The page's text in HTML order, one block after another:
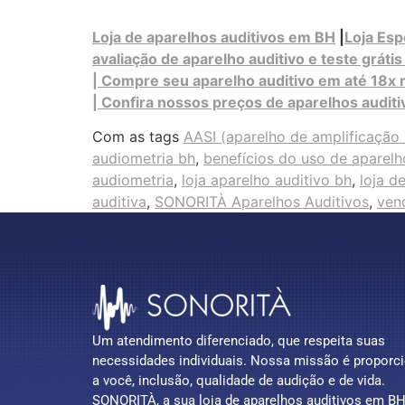
Loja de aparelhos auditivos em BH Loja
avaliação de aparelho auditivo e teste
| Compre seu aparelho auditivo em até
| Confira nossos preços de aparelhos
Com as tags AASI (aparelho de
audiometria bh, benefícios do uso de
audiometria, loja aparelho auditivo bh, loja
auditiva, SONORITÀ Aparelhos Auditivos,
Um atendimento diferenciado, que respeita suas
necessidades individuais. Nossa missão é
a você, inclusão, qualidade de audição e de vida.
SONORITÀ, a sua loja de aparelhos auditivos em